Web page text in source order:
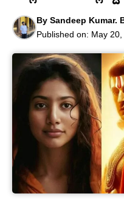
By Sandeep Kumar.
Published on: May